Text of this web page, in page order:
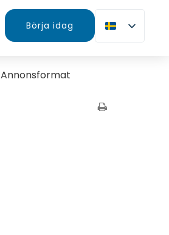
Börja idag
Annonsformat